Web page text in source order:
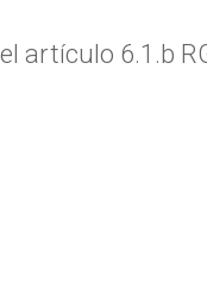
artículo 6.1.b